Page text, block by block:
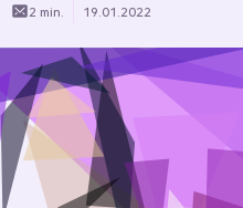
2 min. 19.01.2022